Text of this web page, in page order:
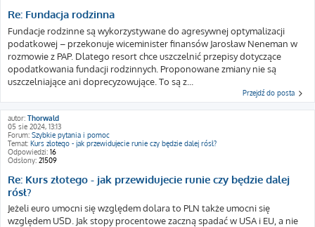
Re: Fundacja rodzinna
Fundacje rodzinne są wykorzystywane do agresywnej optymalizacji
podatkowej – przekonuje wiceminister finansów Jarosław Neneman w
rozmowie z PAP. Dlatego resort chce uszczelnić przepisy dotyczące
opodatkowania fundacji rodzinnych. Proponowane zmiany nie są
uszczelniające ani doprecyzowujące. To są z...
Przejdź do posta
autor: Thorwald
05 sie 2024, 13:13
Forum: Szybkie pytania i pomoc
Temat: Kurs złotego - jak przewidujecie runie czy będzie dalej rósł?
Odpowiedzi: 16
Odsłony: 21509
Re: Kurs złotego - jak przewidujecie runie czy będzie dalej
rósł?
Jeżeli euro umocni się względem dolara to PLN także umocni się
względem USD. Jak stopy procentowe zaczną spadać w USA i EU, a nie